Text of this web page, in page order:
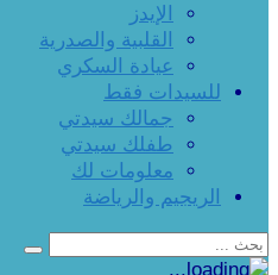
الإيدز
القلبية والصدرية
عيادة السكري
للسيدات فقط
جمالك سيدتي
طفلك سيدتي
معلومات لك
الريجيم والرياضة